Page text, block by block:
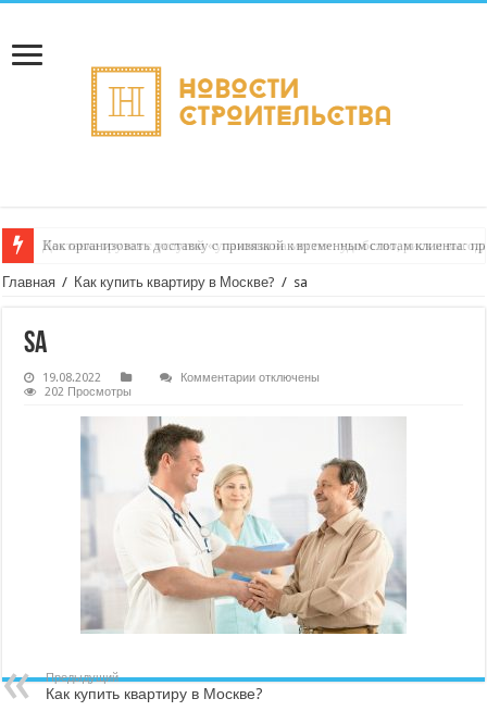
Как организовать доставку с привязкой к временным слотам клиента:
Доставка грузов с услугой «упаковка на месте»: удобство, риск и
Главная / Как купить квартиру в Москве? / sa
sa
19.08.2022 Комментариикотключены
202 Просмотры
Предыдущий
Как купить квартиру в Москве?